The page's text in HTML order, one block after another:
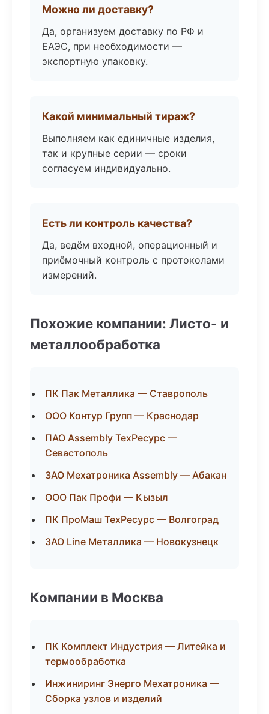
Можно ли доставку?
Да, организуем доставку по РФ и
ЕАЭС, при необходимости —
экспортную упаковку.
Какой минимальный тираж?
Выполняем как единичные изделия,
так и крупные серии — сроки
согласуем индивидуально.
Есть ли контроль качества?
Да, ведём входной, операционный и
приёмочный контроль с протоколами
измерений.
Похожие компании: Листо- и
металлообработка
ПК Пак Металлика — Ставрополь
ООО Контур Групп — Краснодар
ПАО Assembly ТехРесурс —
Севастополь
ЗАО Мехатроника Assembly — Абакан
ООО Пак Профи — Кызыл
ПК ПроМаш ТехРесурс — Волгоград
ЗАО Line Металлика — Новокузнецк
Компании в Москва
ПК Комплект Индустрия — Литейка и
термообработка
Инжиниринг Энерго Мехатроника —
Сборка узлов и изделий